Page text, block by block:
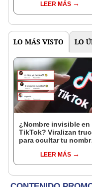
experiencia: "Es
aromático, pero no
LEER MÁS
LO MÁS VISTO LO
¿Nombre invisible en
TikTok? Viralizan
para ocultar tu
LEER MÁS